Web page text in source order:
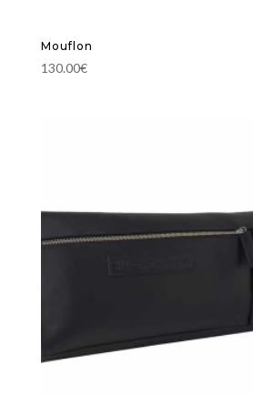
Mouflon
130.00€